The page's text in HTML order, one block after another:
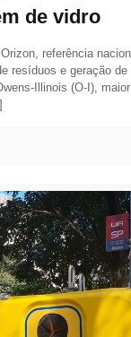
de vidro
referência
resíduos e geração de
Illinois (O-I),